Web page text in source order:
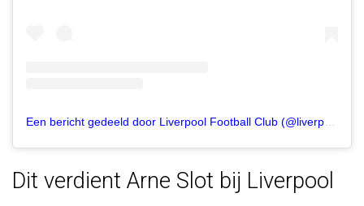
Dit verdient Arne Slot bij Liverpool